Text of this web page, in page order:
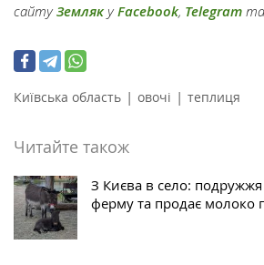
сайтуЗемлякуFacebook, Telegram
Київська область | овочі | теплиця
Читайте також
З Києва в село:
ферму та продає молоко